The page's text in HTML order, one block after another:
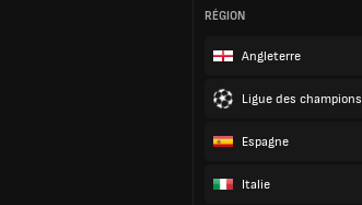
RÉGION
Angleterre
Ligue des champions
Espagne
Italie